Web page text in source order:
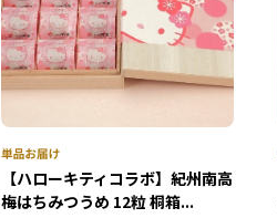
【ハローキティコラボ】紀州南高
梅はちみつうめ 12粒 桐箱...